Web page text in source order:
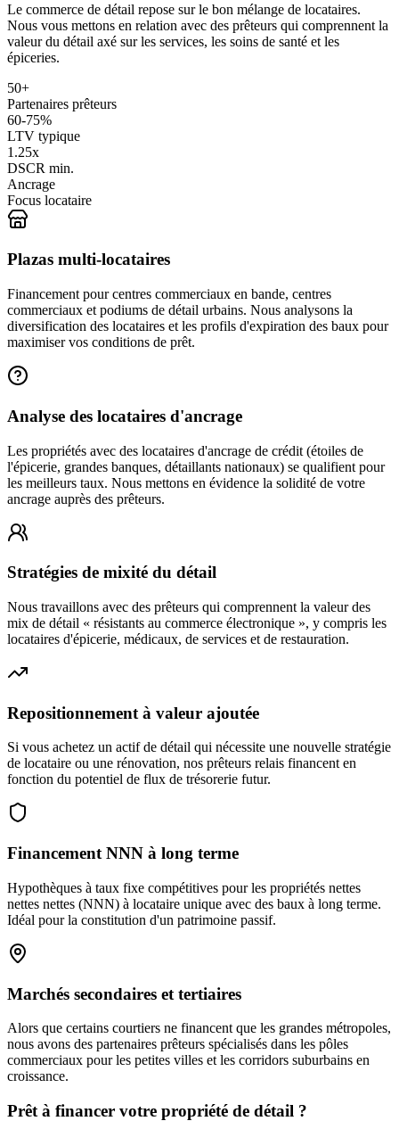
Le commerce de détail repose sur le bon mélange de locataires.
Nous vous mettons en relation avec des prêteurs qui comprennent la
valeur du détail axé sur les services, les soins de santé et les
épiceries.
50+
Partenaires prêteurs
60-75%
LTV typique
1.25x
DSCR min.
Ancrage
Focus locataire
Plazas multi-locataires
Financement pour centres commerciaux en bande, centres
commerciaux et podiums de détail urbains. Nous analysons la
diversification des locataires et les profils d'expiration des baux pour
maximiser vos conditions de prêt.
Analyse des locataires d'ancrage
Les propriétés avec des locataires d'ancrage de crédit (étoiles de
l'épicerie, grandes banques, détaillants nationaux) se qualifient pour
les meilleurs taux. Nous mettons en évidence la solidité de votre
ancrage auprès des prêteurs.
Stratégies de mixité du détail
Nous travaillons avec des prêteurs qui comprennent la valeur des
mix de détail « résistants au commerce électronique », y compris les
locataires d'épicerie, médicaux, de services et de restauration.
Repositionnement à valeur ajoutée
Si vous achetez un actif de détail qui nécessite une nouvelle stratégie
de locataire ou une rénovation, nos prêteurs relais financent en
fonction du potentiel de flux de trésorerie futur.
Financement NNN à long terme
Hypothèques à taux fixe compétitives pour les propriétés nettes
nettes nettes (NNN) à locataire unique avec des baux à long terme.
Idéal pour la constitution d'un patrimoine passif.
Marchés secondaires et tertiaires
Alors que certains courtiers ne financent que les grandes métropoles,
nous avons des partenaires prêteurs spécialisés dans les pôles
commerciaux pour les petites villes et les corridors suburbains en
croissance.
Prêt à financer votre propriété de détail ?